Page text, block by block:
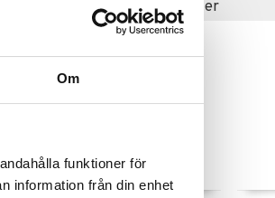
Om
funktioner för
information från din enhet
Populære produkter
varianter